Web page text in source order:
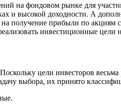
на фондовом рынке для
и высокой доходности. А
получение прибыли по акциям
инвестиционные цели
цели инвесторов
выбора, их принято